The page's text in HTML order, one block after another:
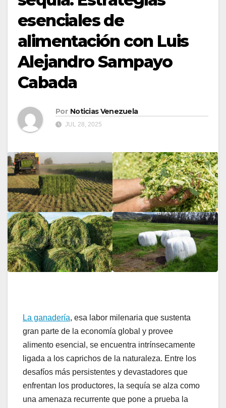
esenciales de
alimentación con Luis
Alejandro Sampayo
Cabada
Por Noticias Venezuela
JUL 28, 2025
La ganadería, esa labor milenaria que sustenta
gran parte de la economía global y provee
alimento esencial, se encuentra intrínsecamente
ligada a los caprichos de la naturaleza. Entre los
desafíos más persistentes y devastadores que
enfrentan los productores, la sequía se alza como
una amenaza recurrente que pone a prueba la